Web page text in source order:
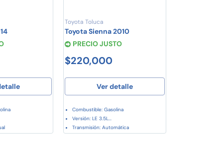
Toyota Toluca
Toyota Sienna 2010
PRECIO JUSTO
$220,000
Ver detalle
Combustible: Gasolina
Versión: LE 3.5L...
Transmisión: Automática